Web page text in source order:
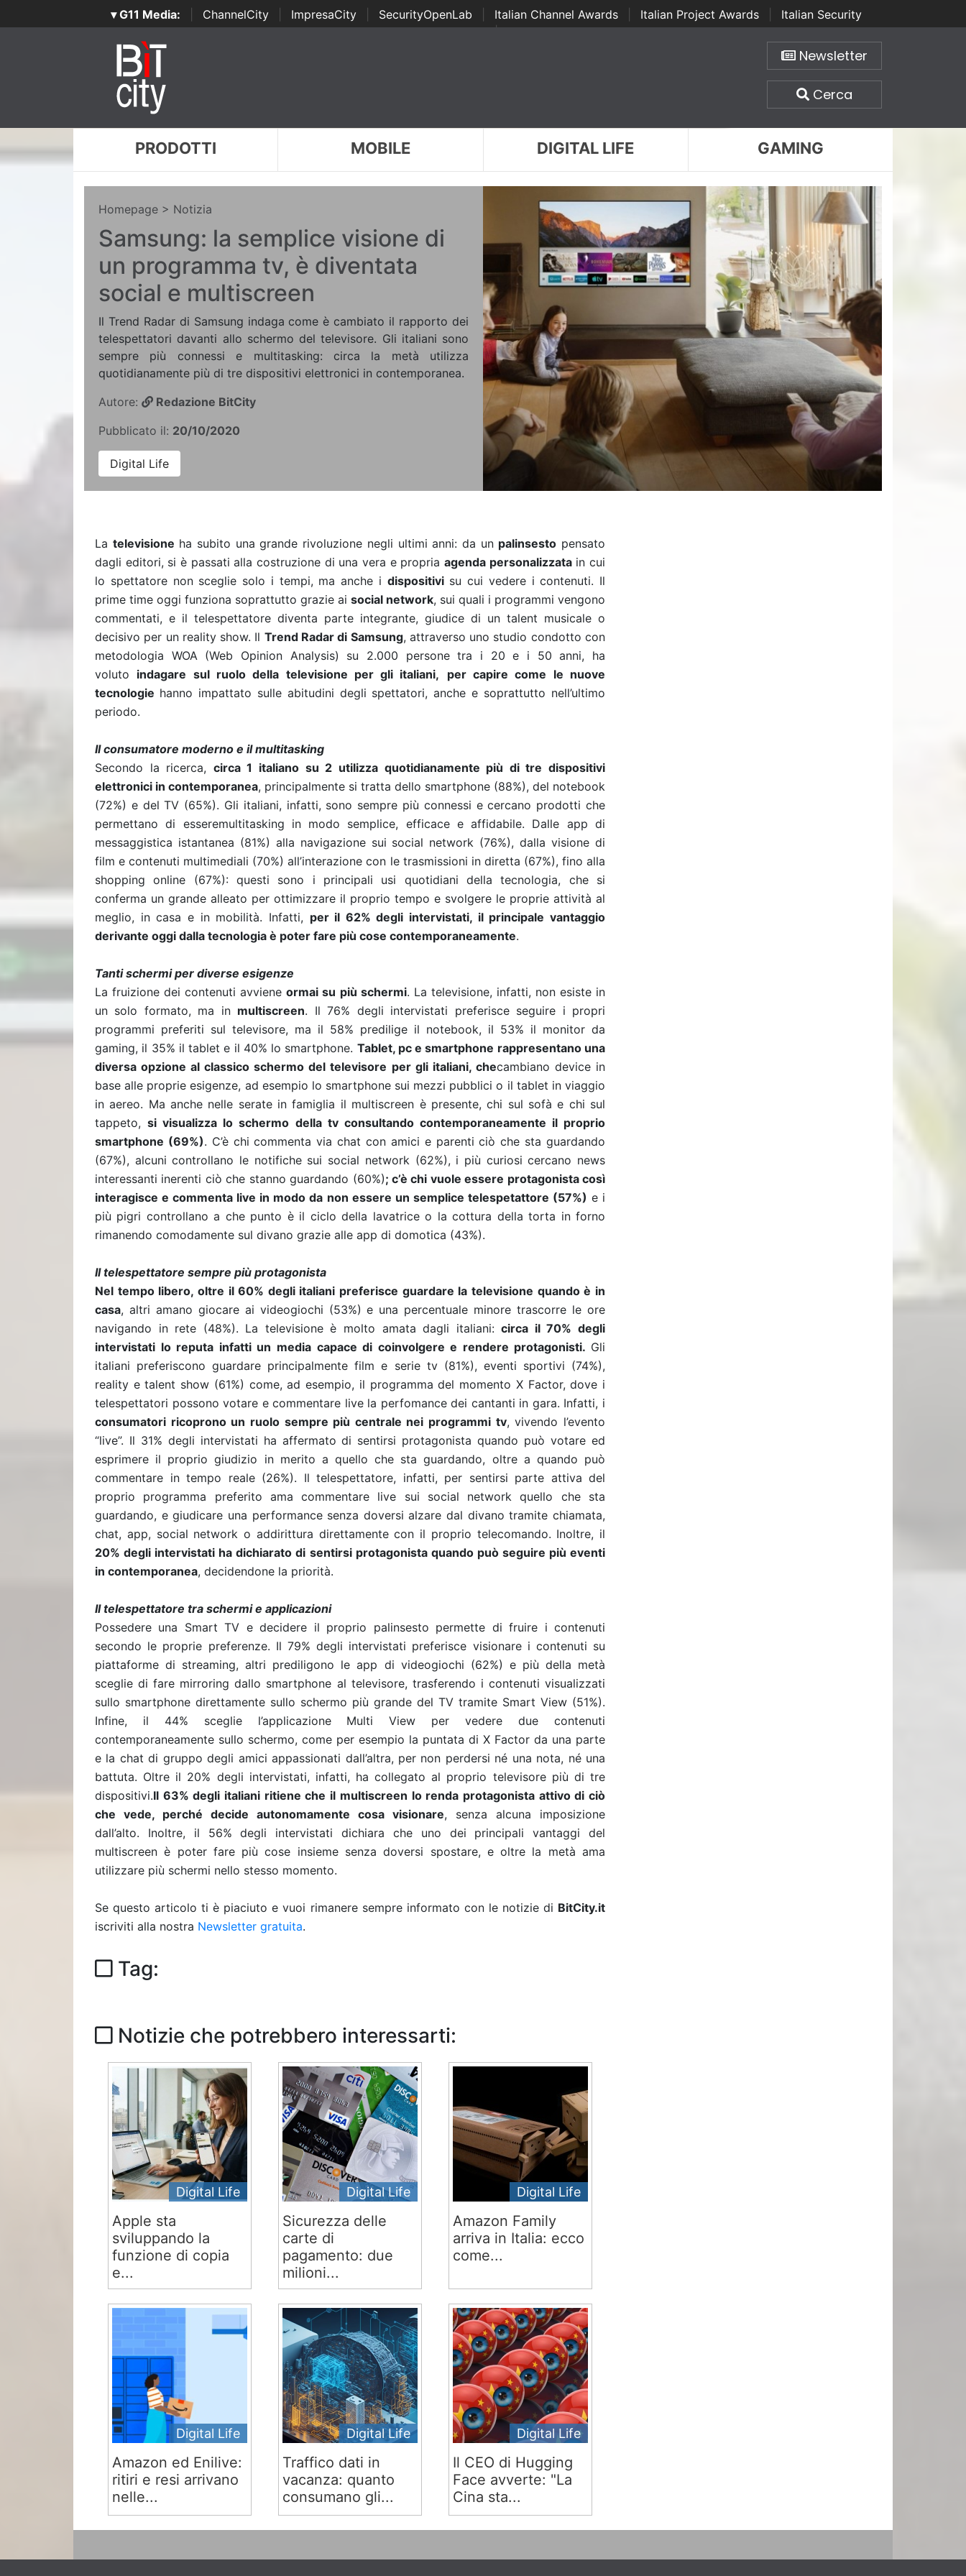
▾ G11 Media: ChannelCity ImpresaCity SecurityOpenLab Italian Channel Awards Italian Project Awards
Italian Security
Awards | ...
Newsletter
Cerca
PRODOTTI MOBILE DIGITAL LIFE GAMING
Homepage > Notizia
Samsung: la semplice visione di
un programma tv, è diventata
social e multiscreen
Il Trend Radar di Samsung indaga come è cambiato il rapporto dei
telespettatori davanti allo schermo del televisore. Gli italiani sono
sempre più connessi e multitasking: circa la metà utilizza
quotidianamente più di tre dispositivi elettronici in contemporanea.
Autore:
Redazione BitCity
Pubblicato il: 20/10/2020
Digital Life
La televisione ha subito una grande rivoluzione negli ultimi anni: da un palinsesto pensato
dagli editori, si è passati alla costruzione di una vera e propria agenda personalizzatain cui
lo spettatore non sceglie solo i tempi, ma anche i dispositivisu cui vedere i contenuti. Il
prime time oggi funziona soprattutto grazie ai social network, sui quali i programmi vengono
commentati, e il telespettatore diventa parte integrante, giudice di un talent musicale o
decisivo per un reality show. Il Trend Radar di Samsung, attraverso uno studio condotto con
metodologia WOA (Web Opinion Analysis) su 2.000 persone tra i 20 e i 50 anni, ha
voluto indagare sul ruolo della televisione per gli italiani, per capire come le nuove
tecnologie hanno impattato sulle abitudini degli spettatori, anche e soprattutto nell’ultimo
periodo.
Il consumatore moderno e il multitasking
Secondo la ricerca, circa 1 italiano su 2 utilizza quotidianamente più di tre dispositivi
elettronici in contemporanea, principalmente si tratta dello smartphone (88%), del notebook
(72%) e del TV (65%). Gli italiani, infatti, sono sempre più connessi e cercano prodotti che
permettano di esseremultitasking in modo semplice, efficace e affidabile. Dalle app di
messaggistica istantanea (81%) alla navigazione sui social network (76%), dalla visione di
film e contenuti multimediali (70%) all’interazione con le trasmissioni in diretta (67%), fino alla
shopping online (67%): questi sono i principali usi quotidiani della tecnologia, che si
conferma un grande alleato per ottimizzare il proprio tempo e svolgere le proprie attività al
meglio, in casa e in mobilità. Infatti, per il 62% degli intervistati, il principale vantaggio
derivante oggi dalla tecnologia è poter fare più cose contemporaneamente.
Tanti schermi per diverse esigenze
La fruizione dei contenuti avvieneormai su più schermi. La televisione, infatti, non esiste in
un solo formato, ma in multiscreen. Il 76% degli intervistati preferisce seguire i propri
programmi preferiti sul televisore, ma il 58% predilige il notebook, il 53% il monitor da
gaming, il 35% il tablet e il 40% lo smartphone. Tablet, pc e smartphone rappresentano una
diversa opzione al classico schermo del televisore per gli italiani, checambiano device in
base alle proprie esigenze, ad esempio lo smartphone sui mezzi pubblici o il tablet in viaggio
in aereo. Ma anche nelle serate in famiglia il multiscreen è presente, chi sul sofà e chi sul
tappeto,si visualizza lo schermo della tv consultando contemporaneamente il proprio
smartphone (69%). C’è chi commenta via chat con amici e parenti ciò che sta guardando
(67%), alcuni controllano le notifiche sui social network (62%), i più curiosi cercano news
interessanti inerenti ciò che stanno guardando (60%); c’è chi vuole essere protagonista così
interagisce e commenta live in modo da non essere un semplice telespetattore (57%) e i
più pigri controllano a che punto è il ciclo della lavatrice o la cottura della torta in forno
rimanendo comodamente sul divano grazie alle app di domotica (43%).
Il telespettatore sempre più protagonista
Nel tempo libero, oltre il 60% degli italiani preferisce guardare la televisione quando è in
casa, altri amano giocare ai videogiochi (53%) e una percentuale minore trascorre le ore
navigando in rete (48%). La televisione è molto amata dagli italiani:circa il 70% degli
intervistati lo reputa infatti un media capace di coinvolgere e rendere protagonisti. Gli
italiani preferiscono guardare principalmente film e serie tv (81%), eventi sportivi (74%),
reality e talent show (61%) come, ad esempio, il programma del momento X Factor, dove i
telespettatori possono votare e commentare live la perfomance dei cantanti in gara. Infatti, i
consumatori ricoprono un ruolo sempre più centrale nei programmi tv, vivendo l’evento
“live”. Il 31% degli intervistati ha affermato di sentirsi protagonista quando può votare ed
esprimere il proprio giudizio in merito a quello che sta guardando, oltre a quando può
commentare in tempo reale (26%). Il telespettatore, infatti, per sentirsi parte attiva del
proprio programma preferito ama commentare live sui social network quello che sta
guardando, e giudicare una performance senza doversi alzare dal divano tramite chiamata,
chat, app, social network o addirittura direttamente con il proprio telecomando. Inoltre, il
20% degli intervistati ha dichiarato di sentirsi protagonista quando può seguire più eventi
in contemporanea, decidendone la priorità.
Il telespettatore tra schermi e applicazioni
Possedere una Smart TV e decidere il proprio palinsesto permette di fruire i contenuti
secondo le proprie preferenze. Il 79% degli intervistati preferisce visionare i contenuti su
piattaforme di streaming, altri prediligono le app di videogiochi (62%) e più della metà
sceglie di fare mirroring dallo smartphone al televisore, trasferendo i contenuti visualizzati
sullo smartphone direttamente sullo schermo più grande del TV tramite Smart View (51%).
Infine, il 44% sceglie l’applicazione Multi View per vedere due contenuti
contemporaneamente sullo schermo, come per esempio la puntata di X Factor da una parte
e la chat di gruppo degli amici appassionati dall’altra, per non perdersi né una nota, né una
battuta. Oltre il 20% degli intervistati, infatti, ha collegato al proprio televisore più di tre
dispositivi.Il 63% degli italiani ritiene che il multiscreen lo renda protagonista attivo di ciò
che vede, perché decide autonomamente cosa visionare, senza alcuna imposizione
dall’alto. Inoltre, il 56% degli intervistati dichiara che uno dei principali vantaggi del
multiscreen è poter fare più cose insieme senza doversi spostare, e oltre la metà ama
utilizzare più schermi nello stesso momento.
Se questo articolo ti è piaciuto e vuoi rimanere sempre informato con le notizie di BitCity.it
iscriviti alla nostra Newsletter gratuita.
Tag:
Notizie che potrebbero interessarti:
Digital Life
Apple sta
sviluppando la
funzione di copia
e...
Digital Life
Sicurezza delle
carte di
pagamento: due
milioni...
Digital Life
Amazon Family
arriva in Italia: ecco
come...
Digital Life
Amazon ed Enilive:
ritiri e resi arrivano
nelle...
Digital Life
Traffico dati in
vacanza: quanto
consumano gli...
Digital Life
Il CEO di Hugging
Face avverte: "La
Cina sta...